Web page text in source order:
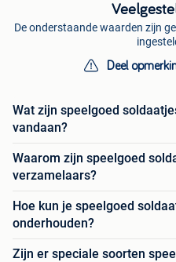
De onderstaande waarden zijn
Deel
Wat zijn speelgoed
vandaan?
Waarom zijn speelgoed
verzamelaars?
Hoe kun je speelgoed
onderhouden?
Zijn er speciale soorten